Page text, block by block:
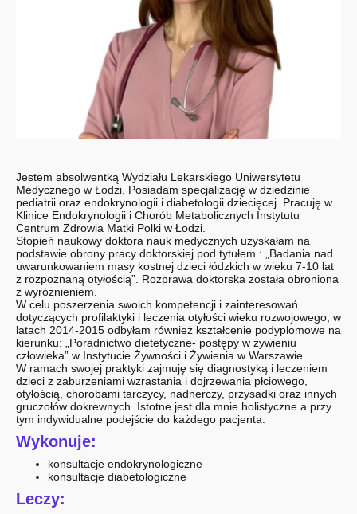
Jestem absolwentką Wydziału Lekarskiego Uniwersytetu
Medycznego w Łodzi. Posiadam specjalizację w dziedzinie
pediatrii oraz endokrynologii i diabetologii dziecięcej. Pracuję w
Klinice Endokrynologii i Chorób Metabolicznych Instytutu
Centrum Zdrowia Matki Polki w Łodzi.
Stopień naukowy doktora nauk medycznych uzyskałam na
podstawie obrony pracy doktorskiej pod tytułem : „Badania nad
uwarunkowaniem masy kostnej dzieci łódzkich w wieku 7-10 lat
z rozpoznaną otyłością”. Rozprawa doktorska została obroniona
z wyróżnieniem.
W celu poszerzenia swoich kompetencji i zainteresowań
dotyczących profilaktyki i leczenia otyłości wieku rozwojowego, w
latach 2014-2015 odbyłam również kształcenie podyplomowe na
kierunku: „Poradnictwo dietetyczne- postępy w żywieniu
człowieka” w Instytucie Żywności i Żywienia w Warszawie.
W ramach swojej praktyki zajmuję się diagnostyką i leczeniem
dzieci z zaburzeniami wzrastania i dojrzewania płciowego,
otyłością, chorobami tarczycy, nadnerczy, przysadki oraz innych
gruczołów dokrewnych. Istotne jest dla mnie holistyczne a przy
tym indywidualne podejście do każdego pacjenta.
Wykonuje:
konsultacje endokrynologiczne
konsultacje diabetologiczne
Leczy: